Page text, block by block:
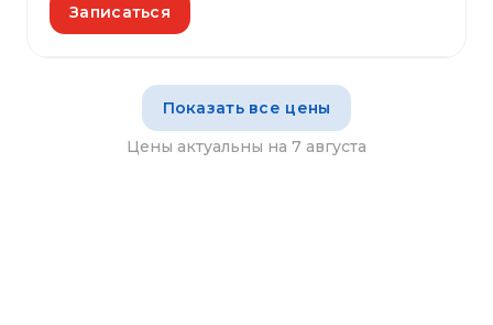
Записаться
Показать все цены
Цены актуальны на 7 августа